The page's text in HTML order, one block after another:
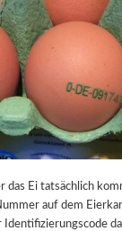
J
A
B
M
A
Y
E
das Ei tatsächlich
auf dem